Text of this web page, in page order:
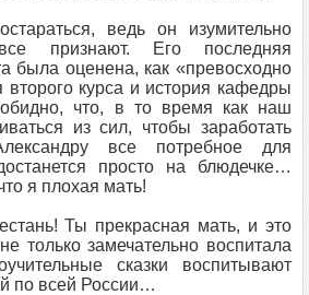
ведь он изумительно
признают. Его последняя
была оценена, как «превосходно
второго курса и история кафедры
что, в то время как наш
из сил, чтобы заработать
все потребное для
просто на блюдечке…
я плохая мать!
Ты прекрасная мать, и это
только замечательно воспитала
сказки воспитывают
по всей России…